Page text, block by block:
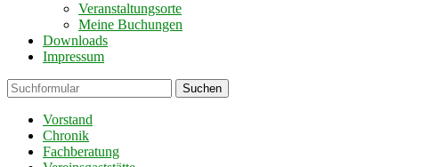
Veranstaltungsorte
Meine Buchungen
Downloads
Impressum
Suchen
Vorstand
Chronik
Fachberatung